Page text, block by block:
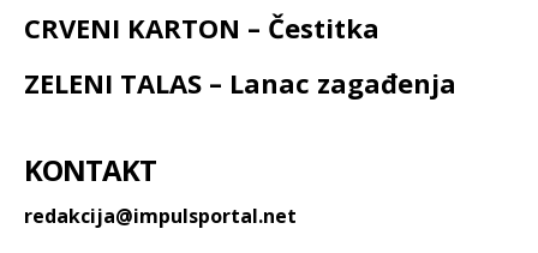
CRVENI KARTON – Čestitka
ZELENI TALAS – Lanac zagađenja
KONTAKT
redakcija@impulsportal.net